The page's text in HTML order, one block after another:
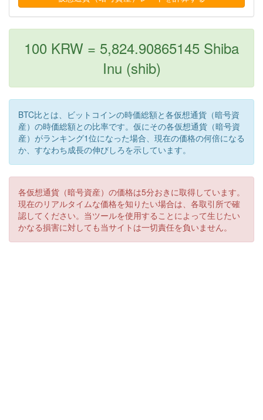
100 KRW = 5,824.90865145 Shiba
Inu (shib)
BTC比とは、ビットコインの時価総額と各仮想通貨（暗号資
産）の時価総額との比率です。仮にその各仮想通貨（暗号資
産）がランキング1位になった場合、現在の価格の何倍になる
か、すなわち成長の伸びしろを示しています。
各仮想通貨（暗号資産）の価格は5分おきに取得しています。
現在のリアルタイムな価格を知りたい場合は、各取引所で確
認してください。当ツールを使用することによって生じたい
かなる損害に対しても当サイトは一切責任を負いません。